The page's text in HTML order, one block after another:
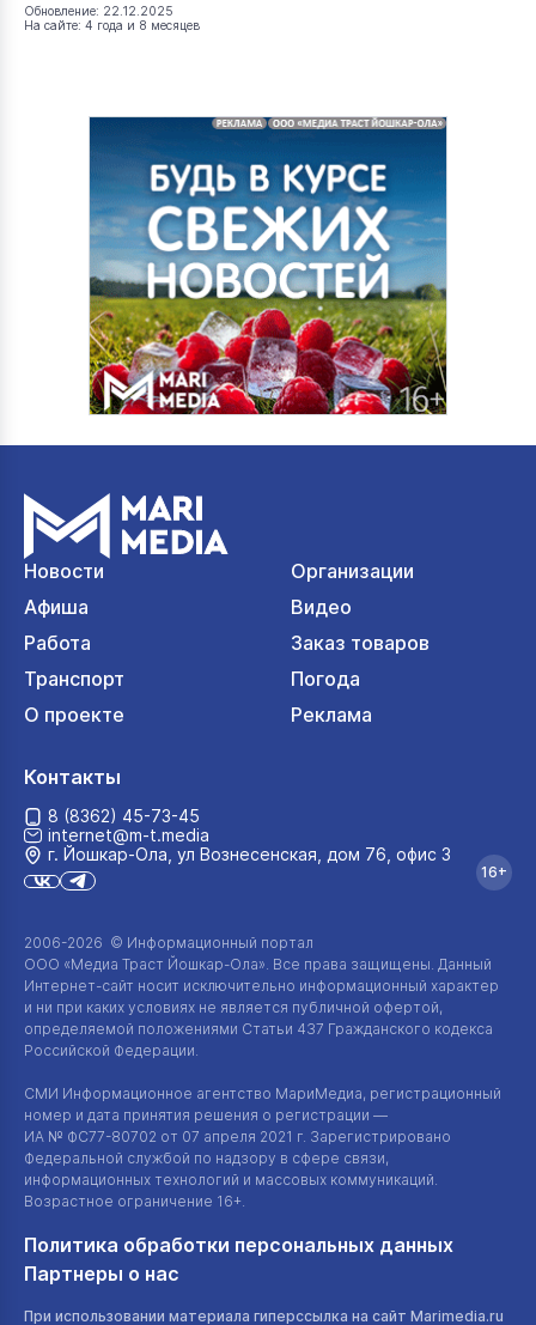
Обновление: 22.12.2025
На сайте: 4 года и 8 месяцев
Новости
Организации
Афиша
Видео
Работа
Заказ товаров
Транспорт
Погода
О проекте
Реклама
2006-2026 © Информационный портал
ООО «Медиа Траст Йошкар-Ола». Все права защищены. Данный
Интернет-сайт носит исключительно информационный характер
и ни при каких условиях не является публичной офертой,
определяемой положениями Статьи 437 Гражданского кодекса
Российской Федерации.
СМИ Информационное агентство МариМедиа, регистрационный
номер и дата принятия решения о регистрации —
ИА № ФС77-80702 от 07 апреля 2021 г. Зарегистрировано
Федеральной службой по надзору в сфере связи,
информационных технологий и массовых коммуникаций.
Возрастное ограничение 16+.
Политика обработки персональных данных
Партнеры о нас
При использовании материала гиперссылка на сайт Marimedia.ru
Контакты
8 (8362) 45-73-45
internet@m-t.media
г. Йошкар‑Ола, ул Вознесенская, дом 76, офис 3
16+